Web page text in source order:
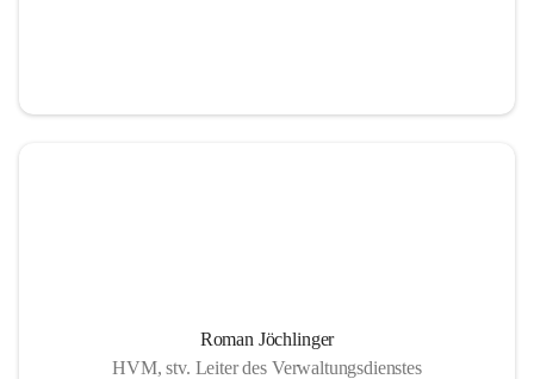
Roman Jöchlinger
HVM, stv. Leiter des Verwaltungsdienstes